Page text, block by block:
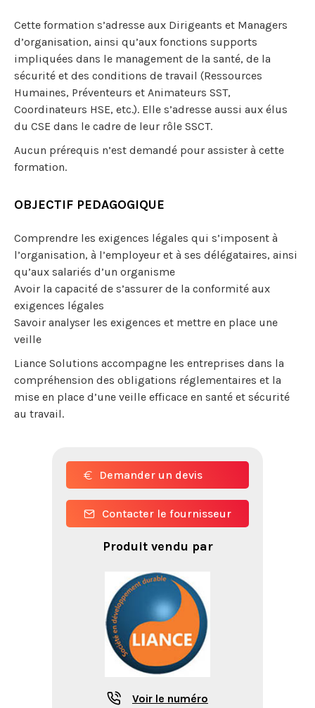
Cette formation s’adresse aux Dirigeants et Managers
d’organisation, ainsi qu’aux fonctions supports
impliquées dans le management de la santé, de la
sécurité et des conditions de travail (Ressources
Humaines, Préventeurs et Animateurs SST,
Coordinateurs HSE, etc.). Elle s’adresse aussi aux élus
du CSE dans le cadre de leur rôle SSCT.
Aucun prérequis n’est demandé pour assister à cette
formation.
OBJECTIF PEDAGOGIQUE
Comprendre les exigences légales qui s’imposent à
l’organisation, à l’employeur et à ses délégataires, ainsi
qu’aux salariés d’un organisme
Avoir la capacité de s’assurer de la conformité aux
exigences légales
Savoir analyser les exigences et mettre en place une
veille
Liance Solutions accompagne les entreprises dans la
compréhension des obligations réglementaires et la
mise en place d’une veille efficace en santé et sécurité
au travail.
Demander un devis
Contacter le fournisseur
Produit vendu par
Voir le numéro